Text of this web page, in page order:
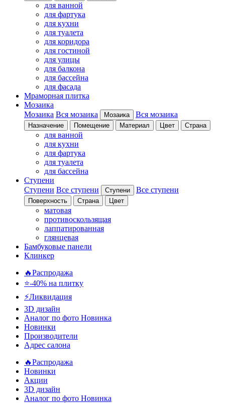
для ванной
для фартука
для кухни
для туалета
для коридора
для гостиной
для улицы
для балкона
для бассейна
для фасада
Мраморная плитка
Мозаика
Мозаика Вся мозаика Мозаика Вся мозаика
Назначение Помещение Материал Цвет Страна
для ванной
для кухни
для фартука
для туалета
для бассейна
Ступени
Ступени Все ступени Ступени Все ступени
Поверхность Страна Цвет
матовая
противоскользящая
лаппатированная
глянцевая
Бамбуковые панели
Клинкер
🔥Распродажа
⭐-40% на плитку
⚡️Ликвидация
3D дизайн
Аналог по фото Новинка
Новинки
Производители
Адрес салона
🔥Распродажа
Новинки
Акции
3D дизайн
Аналог по фото Новинка